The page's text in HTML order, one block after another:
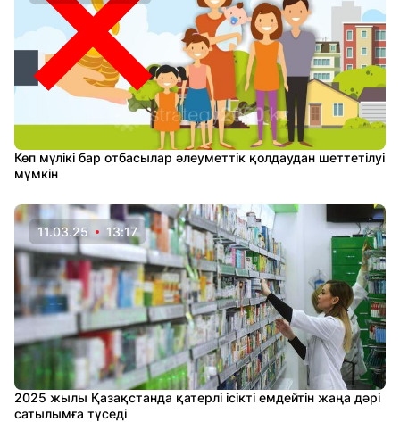
Көп мүлікі бар отбасылар әлеуметтік қолдаудан шеттетілуі
мүмкін
11.03.25 13:17
2025 жылы Қазақстанда қатерлі ісікті емдейтін жаңа дәрі
сатылымға түседі